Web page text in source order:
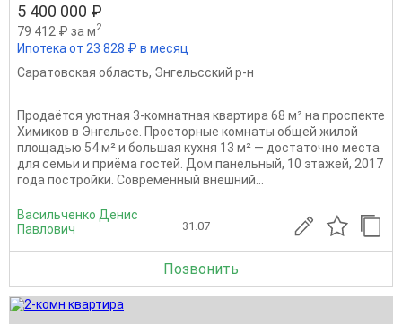
5 400 000 ₽
79 412 ₽ за м2
Ипотека от 23 828 ₽ в месяц
Саратовская область, Энгельсский р-н
Продаётся уютная 3-комнатная квартира 68 м² на проспекте
Химиков в Энгельсе. Просторные комнаты общей жилой
площадью 54 м² и большая кухня 13 м² — достаточно места
для семьи и приёма гостей. Дом панельный, 10 этажей, 2017
года постройки. Современный внешний...
Васильченко Денис
Павлович
31.07
Позвонить